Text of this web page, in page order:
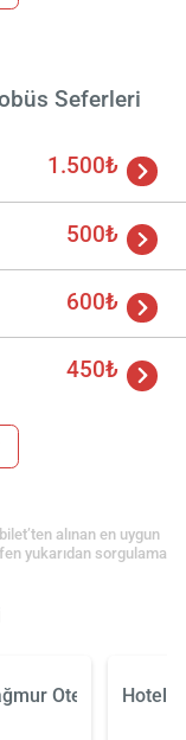
Seferleri
1.500₺
500₺
600₺
450₺
alınan en uygun
yukarıdan sorgulama
Otel Hotel